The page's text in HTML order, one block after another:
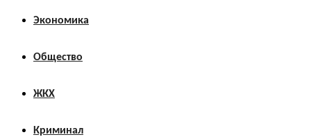
Экономика
Общество
ЖКХ
Криминал